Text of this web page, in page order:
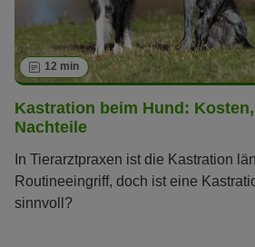
12 min
Kastration beim Hund:
Nachteile
In Tierarztpraxen ist die Kastration
Routineeingriff, doch ist eine
sinnvoll?